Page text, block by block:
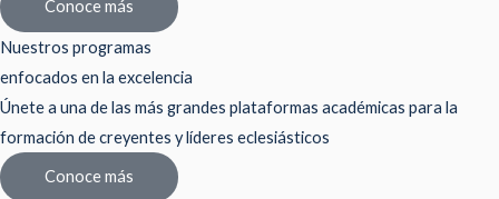
Conoce más
Nuestros programas
enfocados en la excelencia
Únete a una de las más grandes plataformas académicas para la
formación de creyentes y líderes eclesiásticos
Conoce más